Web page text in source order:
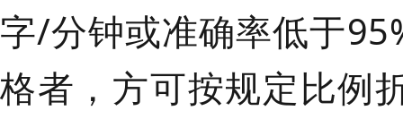
字/分钟或准确率低于
格者，方可按规定比例